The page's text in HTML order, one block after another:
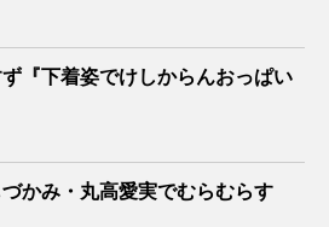
『下着姿でけしからんおっぱい
かみ・丸高愛実でむらむらす